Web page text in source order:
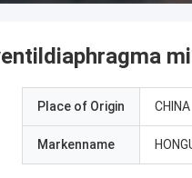
Place of Origin CHINA
Markenname